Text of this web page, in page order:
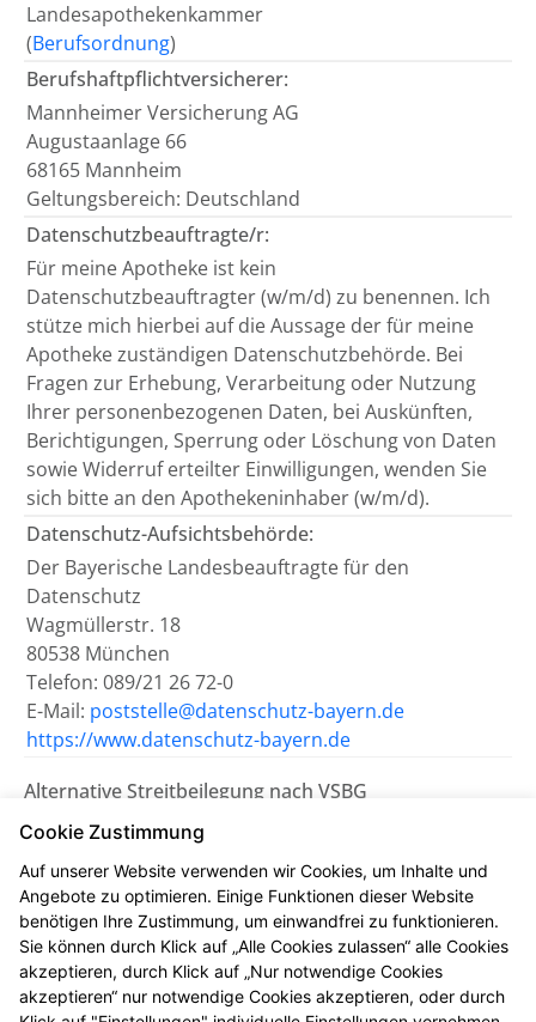
Landesapothekenkammer
(Berufsordnung)
Berufshaftpflichtversicherer:
Mannheimer Versicherung AG
Augustaanlage 66
68165 Mannheim
Geltungsbereich: Deutschland
Datenschutzbeauftragte/r:
Für meine Apotheke ist kein
Datenschutzbeauftragter (w/m/d) zu benennen. Ich
stütze mich hierbei auf die Aussage der für meine
Apotheke zuständigen Datenschutzbehörde. Bei
Fragen zur Erhebung, Verarbeitung oder Nutzung
Ihrer personenbezogenen Daten, bei Auskünften,
Berichtigungen, Sperrung oder Löschung von Daten
sowie Widerruf erteilter Einwilligungen, wenden Sie
sich bitte an den Apothekeninhaber (w/m/d).
Datenschutz-Aufsichtsbehörde:
Der Bayerische Landesbeauftragte für den
Datenschutz
Wagmüllerstr. 18
80538 München
Telefon: 089/21 26 72-0
E-Mail: poststelle@datenschutz-bayern.de
https://www.datenschutz-bayern.de
Alternative Streitbeilegung nach VSBG
Wir sind bemüht, eventuelle
Meinungsverschiedenheiten aus unserem Vertrag
einvernehmlich beizulegen. Uns erreichen Sie dazu
auch per E-Mail unterinfo@stgeorgs-apotheke.de.
Wir nehmen nicht an einem
Streitbeilegungsverfahren vor einer
Cookie Zustimmung
Auf unserer Website verwenden wir Cookies, um Inhalte und
Angebote zu optimieren. Einige Funktionen dieser Website
benötigen Ihre Zustimmung, um einwandfrei zu funktionieren.
Sie können durch Klick auf „Alle Cookies zulassen“ alle Cookies
akzeptieren, durch Klick auf „Nur notwendige Cookies
akzeptieren“ nur notwendige Cookies akzeptieren, oder durch